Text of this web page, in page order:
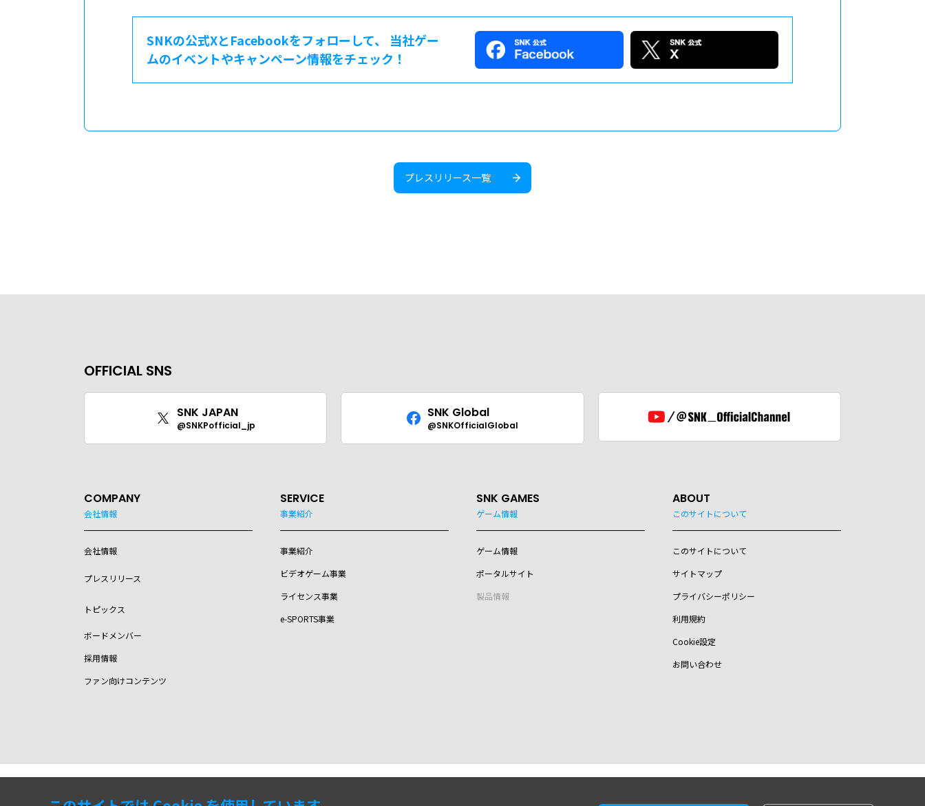
SNKの公式XとFacebookをフォローして、 当社ゲー
ムのイベントやキャンペーン情報をチェック！
プレスリリース一覧
OFFICIAL SNS
SNK JAPAN
@SNKPofficial_jp
SNK Global
@SNKOfficialGlobal
COMPANY
会社情報
会社情報
プレスリリース
トピックス
ボードメンバー
採用情報
ファン向けコンテンツ
SERVICE
事業紹介
事業紹介
ビデオゲーム事業
ライセンス事業
e-SPORTS事業
SNK GAMES
ゲーム情報
ゲーム情報
ポータルサイト
製品情報
ABOUT
このサイトについて
このサイトについて
サイトマップ
プライバシーポリシー
利用規約
Cookie設定
お問い合わせ